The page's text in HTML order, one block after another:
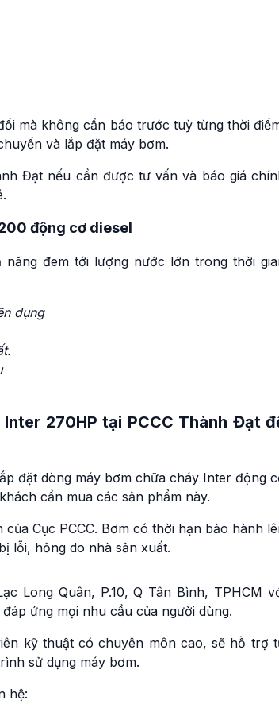
mà không cần báo trước tuỳ từng thời
và lắp đặt máy bơm.
Đạt nếu cần được tư vấn và báo giá
động cơ diesel
đem tới lượng nước lớn trong thời
dụng
270HP tại PCCC Thành Đạt
đặt dòng máy bơm chữa cháy Inter động
cần mua các sản phẩm này.
Cục PCCC. Bơm có thời hạn bảo hành
lỗi, hỏng do nhà sản xuất.
Long Quân, P.10, Q Tân Bình, TPHCM
ứng mọi nhu cầu của người dùng.
kỹ thuật có chuyên môn cao, sẽ hỗ trợ
sử dụng máy bơm.
hệ: